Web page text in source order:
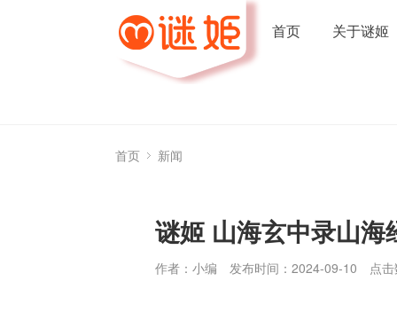
首页 关于谜姬
首页 新闻
谜姬 山海玄中录山海
作者：小编 发布时间：2024-09-10 点